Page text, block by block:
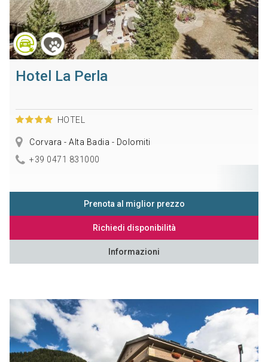
Hotel La Perla
HOTEL
Corvara - Alta Badia - Dolomiti
+39 0471 831000
Prenota al miglior prezzo
Richiedi disponibilità
Informazioni